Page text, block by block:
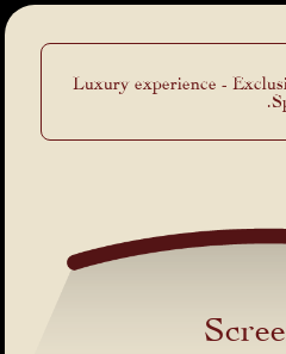
Luxury experience -